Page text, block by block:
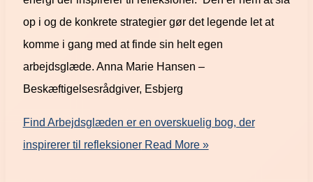
op i og de konkrete strategier gør det legende let at
komme i gang med at finde sin helt egen
arbejdsglæde. Anna Marie Hansen –
Beskæftigelsesrådgiver, Esbjerg
Find Arbejdsglæden er en overskuelig bog, der
inspirerer til refleksionerRead More »